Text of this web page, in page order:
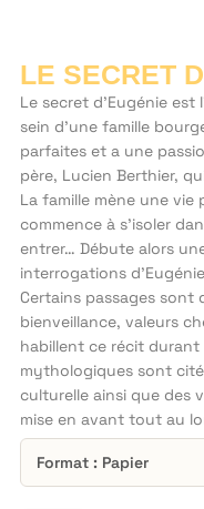
LE SECRET
Le secret d’Eugénie est
sein d’une famille
parfaites et a une
père, Lucien Berthier,
La famille mène une vie
commence à s’isoler
entrer… Débute alors
interrogations
Certains passages sont
bienveillance, valeurs
habillent ce récit
mythologiques sont
culturelle ainsi que des
mise en avant tout au
Format : Papier